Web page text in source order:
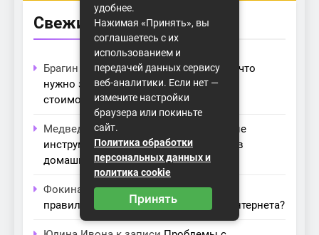
Свежие комментарии
Брагин Осипк записиБитрикс24: Всё, что
нужно знать о лицензиях, тарифах и
стоимости в компании Айтекс
Медведева Амалия
Основные
инструменты для создания серверов в
домашних условиях
Фокина Невак записиКак выбрать
правильный модем для домашнего интернета?
удобнее.
Нажимая «Принять», вы
соглашаетесь с их
использованием и
передачей данных сервису
веб-аналитики. Если нет —
измените настройки
браузера или покиньте
сайт.
Политика обработки
персональных данных и
политика cookie
Принять